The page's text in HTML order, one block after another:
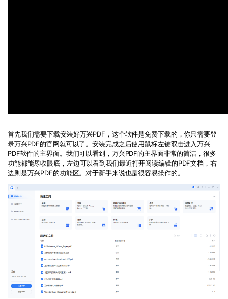
首先我们需要下载安装好万兴PDF，这个软件是免费下载的，你只需要登
录万兴PDF的官网就可以了。安装完成之后使用鼠标左键双击进入万兴
PDF软件的主界面。我们可以看到，万兴PDF的主界面非常的简洁，很多
功能都能尽收眼底，左边可以看到我们最近打开阅读编辑的PDF文档，右
边则是万兴PDF的功能区。对于新手来说也是很容易操作的。